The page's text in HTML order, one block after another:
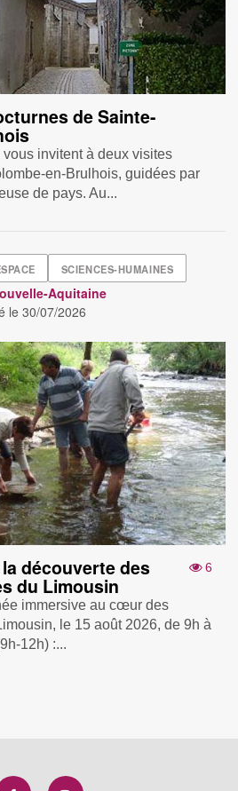
de Sainte-
invitent à deux visites
en-Brulhois, guidées par
de pays. Au...
SCIENCES-HUMAINES
Aquitaine
le30/07/2026
6
découverte des
du Limousin
immersive au cœur des
le 15 août 2026, de 9h à
12h) :...